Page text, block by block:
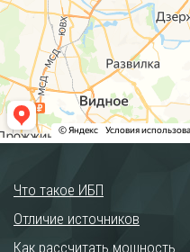
Что такое ИБП
Отличие источников
Как рассчитать мощность